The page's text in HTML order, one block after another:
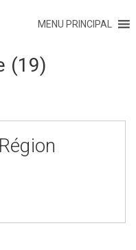
MENU PRINCIPAL
(19)